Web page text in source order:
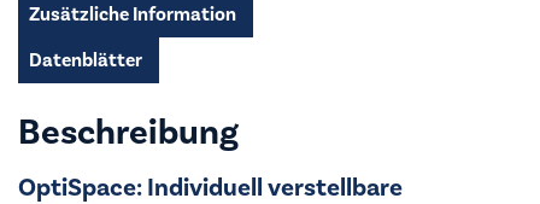
Zusätzliche Information
Datenblätter
Beschreibung
OptiSpace: Individuell verstellbare